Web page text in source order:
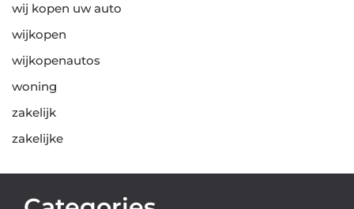
wij kopen uw auto
wijkopen
wijkopenautos
woning
zakelijk
zakelijke